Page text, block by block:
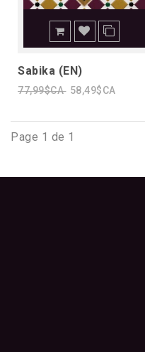
Sabika (EN)
77,99$CA 58,49$CA
Page 1 de 1